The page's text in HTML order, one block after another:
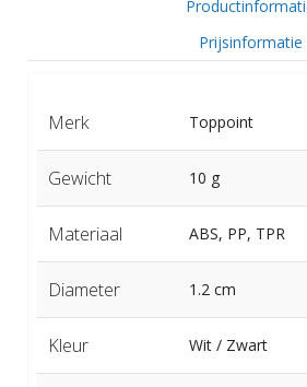
Prijsinformatie
Merk Toppoint
Gewicht 10 g
Materiaal ABS, PP, TPR
Diameter 1.2 cm
Kleur Wit / Zwart